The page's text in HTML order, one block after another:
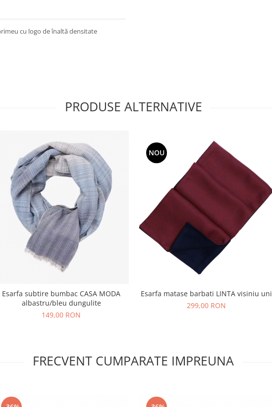
cu logo de înaltă densitate
PRODUSE ALTERNATIVE
Esarfa subtire bumbac CASA MODA
albastru/bleu dungulite
149,00 RON
NOU
Esarfa matase barbati LINTA visiniu uni
299,00 RON
FRECVENT CUMPARATE IMPREUNA